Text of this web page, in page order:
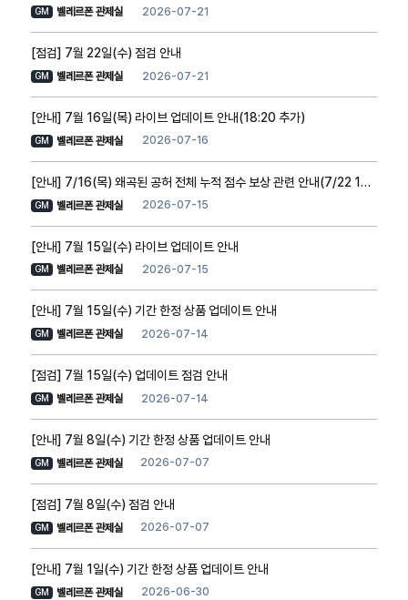
GM 벨레르폰 관제실 2026-07-21
[점검] 7월 22일(수) 점검 안내
GM 벨레르폰 관제실 2026-07-21
[안내] 7월 16일(목) 라이브 업데이트 안내(18:20 추가)
GM 벨레르폰 관제실 2026-07-16
[안내] 7/16(목) 왜곡된 공허 전체 누적 점수 보상 관련 안내(7/22 10:10 추가)
GM 벨레르폰 관제실 2026-07-15
[안내] 7월 15일(수) 라이브 업데이트 안내
GM 벨레르폰 관제실 2026-07-15
[안내] 7월 15일(수) 기간 한정 상품 업데이트 안내
GM 벨레르폰 관제실 2026-07-14
[점검] 7월 15일(수) 업데이트 점검 안내
GM 벨레르폰 관제실 2026-07-14
[안내] 7월 8일(수) 기간 한정 상품 업데이트 안내
GM 벨레르폰 관제실 2026-07-07
[점검] 7월 8일(수) 점검 안내
GM 벨레르폰 관제실 2026-07-07
[안내] 7월 1일(수) 기간 한정 상품 업데이트 안내
GM 벨레르폰 관제실 2026-06-30